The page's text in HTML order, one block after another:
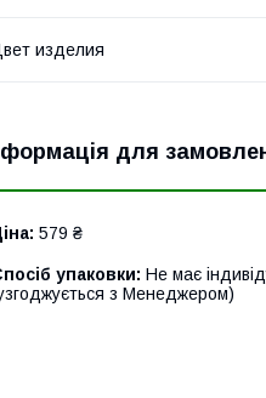
изделия
для
579 ₴
упаковки: Не має
з Менеджером)